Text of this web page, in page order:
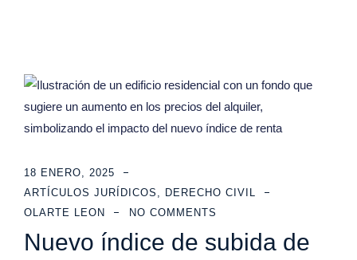
18 ENERO, 2025
ARTÍCULOS JURÍDICOS , DERECHO CIVIL
OLARTE LEON
NO COMMENTS
Nuevo índice de subida de